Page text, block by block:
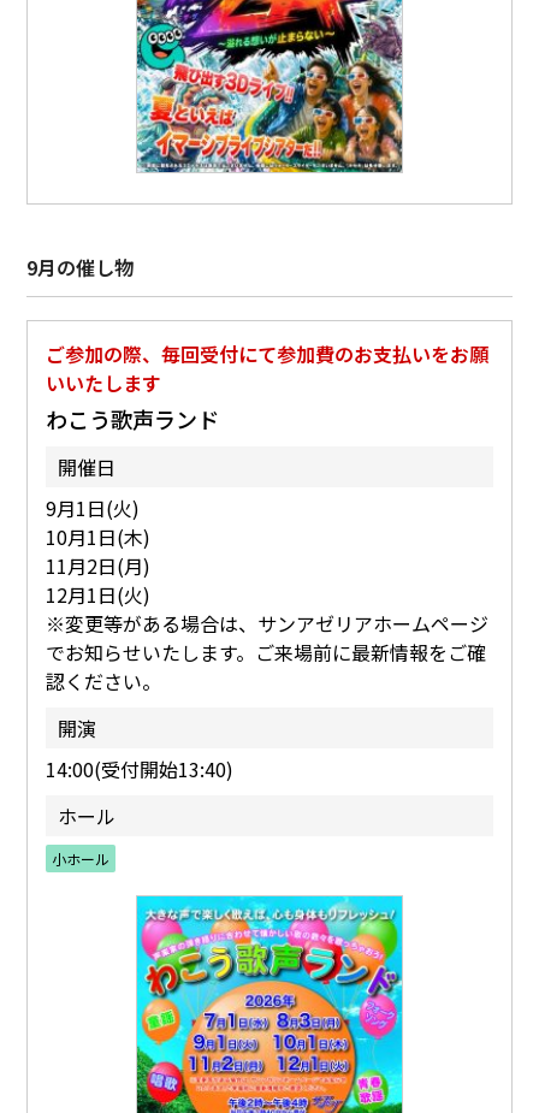
9月の催し物
ご参加の際、毎回受付にて参加費のお支払いをお願
いいたします
わこう歌声ランド
開催日
9月1日(火)
10月1日(木)
11月2日(月)
12月1日(火)
※変更等がある場合は、サンアゼリアホームページ
でお知らせいたします。ご来場前に最新情報をご確
認ください。
開演
14:00(受付開始13:40)
ホール
小ホール